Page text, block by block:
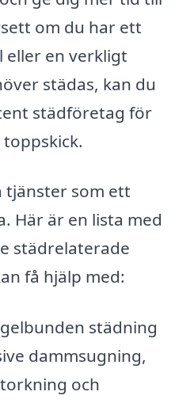
om du har ett
eller en verkligt
städas, kan du
städföretag för
tjänster som ett
Här är en lista med
städrelaterade
få hjälp med:
städning
dammsugning,
och